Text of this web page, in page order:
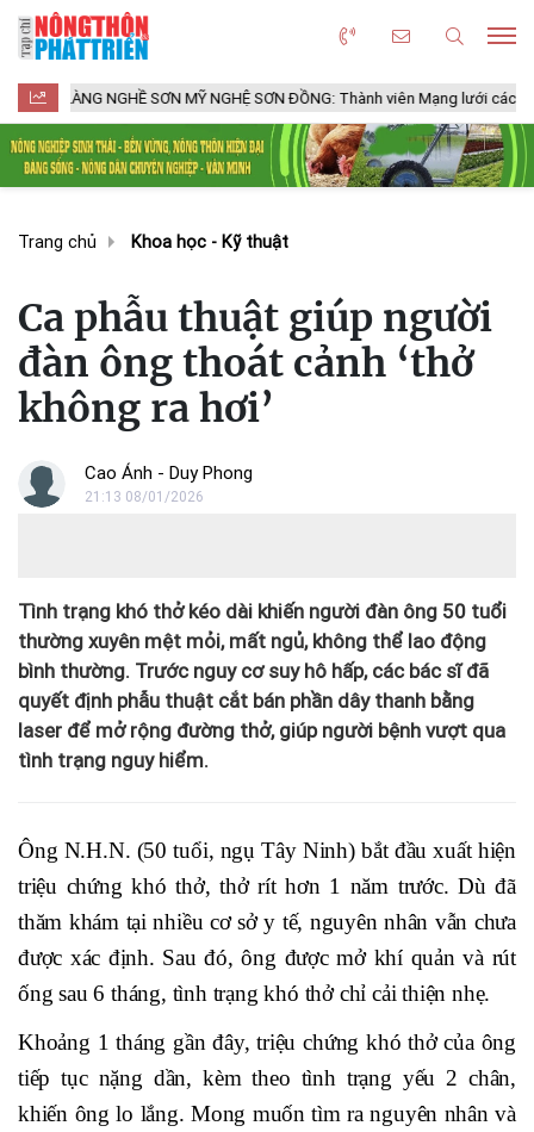
NGHỀ SƠN MỸ NGHỆ SƠN ĐỒNG: Thành viên Mạng lưới các Thành
Trang chủ Khoa học - Kỹ thuật
Ca phẫu thuật giúp người
đàn ông thoát cảnh ‘thở
không ra hơi’
Cao Ánh - Duy Phong
21:13 08/01/2026
Tình trạng khó thở kéo dài khiến người đàn ông 50 tuổi
thường xuyên mệt mỏi, mất ngủ, không thể lao động
bình thường. Trước nguy cơ suy hô hấp, các bác sĩ đã
quyết định phẫu thuật cắt bán phần dây thanh bằng
laser để mở rộng đường thở, giúp người bệnh vượt qua
tình trạng nguy hiểm.
Ông N.H.N. (50 tuổi, ngụ Tây Ninh) bắt đầu xuất hiện
triệu chứng khó thở, thở rít hơn 1 năm trước. Dù đã
thăm khám tại nhiều cơ sở y tế, nguyên nhân vẫn chưa
được xác định. Sau đó, ông được mở khí quản và rút
ống sau 6 tháng, tình trạng khó thở chỉ cải thiện nhẹ.
Khoảng 1 tháng gần đây, triệu chứng khó thở của ông
tiếp tục nặng dần, kèm theo tình trạng yếu 2 chân,
khiến ông lo lắng. Mong muốn tìm ra nguyên nhân và